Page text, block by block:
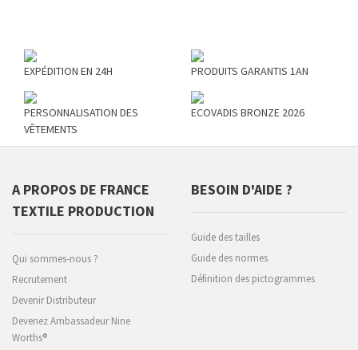
EXPÉDITION EN 24H PRODUITS GARANTIS 1AN
PERSONNALISATION DES
VÊTEMENTS
ECOVADIS BRONZE 2026
A PROPOS DE FRANCE
TEXTILE PRODUCTION
Qui sommes-nous ?
Recrutement
Devenir Distributeur
Devenez Ambassadeur Nine
Worths®
BESOIN D'AIDE ?
Guide des tailles
Guide des normes
Définition des pictogrammes